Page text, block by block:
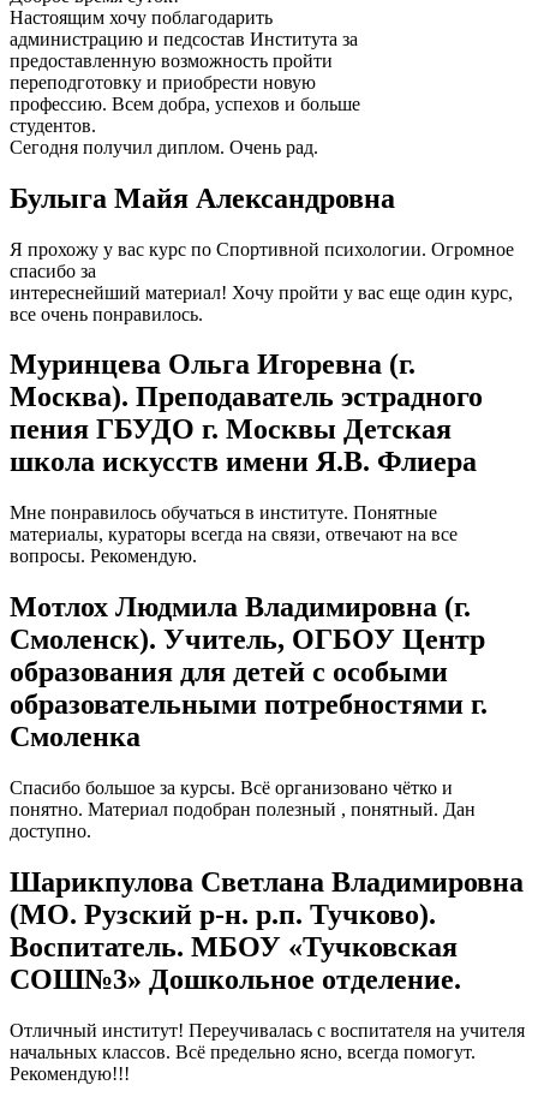
Настоящим хочу поблагодарить
администрацию и педсостав Института за
предоставленную возможность пройти
переподготовку и приобрести новую
профессию. Всем добра, успехов и больше
студентов.
Сегодня получил диплом. Очень рад.
Булыга Майя Александровна
Я прохожу у вас курс по Спортивной психологии. Огромное
спасибо за
интереснейший материал! Хочу пройти у вас еще один курс,
все очень понравилось.
Муринцева Ольга Игоревна (г.
Москва). Преподаватель эстрадного
пения ГБУДО г. Москвы Детская
школа искусств имени Я.В. Флиера
Мне понравилось обучаться в институте. Понятные
материалы, кураторы всегда на связи, отвечают на все
вопросы. Рекомендую.
Мотлох Людмила Владимировна (г.
Смоленск). Учитель, ОГБОУ Центр
образования для детей с особыми
образовательными потребностями г.
Смоленка
Спасибо большое за курсы. Всё организовано чётко и
понятно. Материал подобран полезный , понятный. Дан
доступно.
Шарикпулова Светлана Владимировна
(МО. Рузский р-н. р.п. Тучково).
Воспитатель. МБОУ «Тучковская
СОШ№3» Дошкольное отделение.
Отличный институт! Переучивалась с воспитателя на учителя
начальных классов. Всё предельно ясно, всегда помогут.
Рекомендую!!!